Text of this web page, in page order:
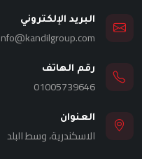
البريد الإلكتروني
info@kandilgroup.com
رقم الهاتف
01005739646
العنوان
الاسكندرية، وسط البلد